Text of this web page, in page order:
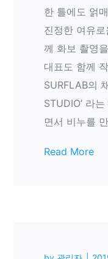
한 틀에도 얽
진정한 여유
께 화보 촬영
대표도 함께
SURFLAB의
STUDIO’ 라
면서 비누를
Read More